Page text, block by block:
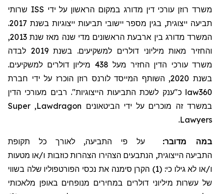
משרד רוזן עורכי דין מדורג במקום הראשון על ידי ISS שרותי
תביעה ייצוגית, בגין מספר יישובי תביעות ייצוגיות בשנת 2017.
המשרד מדורג בין ארבעת הראשונים מדי שנה מאז שנת 2013,
והחזיר מאות מיליוני דולרים למשקיעים. בשנת 2019 לבדה
משרד עורכי הדין החזיר מעל
438 מיליון דולרים למשקיעים.
בשנת 2020, השותף המייסד לורנס רוזן הוכרז על ידי חברת
law360 כ"ענק לשכת התביעות הייצוגיות". רבים מעורכי הדין
במשרד זה מוכרים על ידי הביטאונים Lawdragon
,
Super
Lawyers
.
במה מדובר:
על פי התביעה, לאורך כל תקופת
התביעה הייצוגית, הנתבעים הצהירו הצהרות כוזבות ו/או מטעות
ו/או לא גילו כי: (1) הקרן סימנה את נכסי הפורטפוליו שלה בשווי
של עשרות מיליוני דולרים במחירים מנופחים באופן מלאכותי